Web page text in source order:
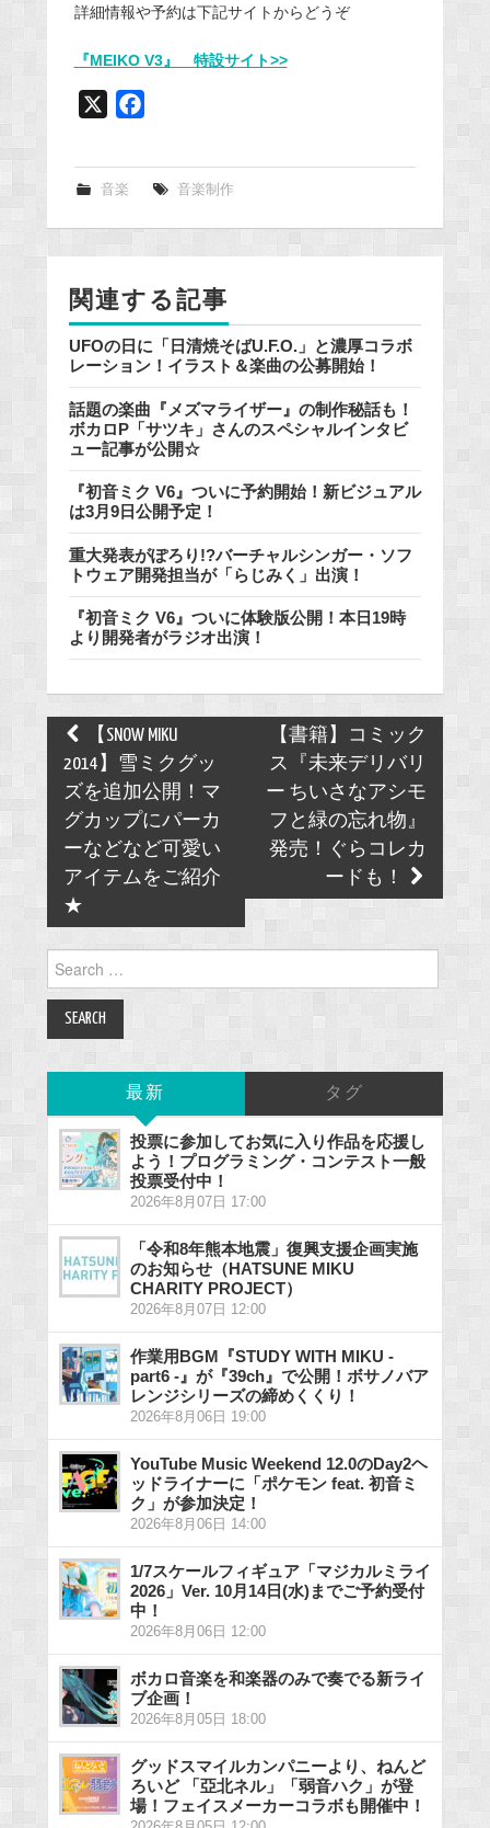
詳細情報や予約は下記サイトからどうぞ
『MEIKO V3』 特設サイト>>
e
k
音楽 音楽制作
関連する記事
UFOの日に「日清焼そばU.F.O.」と濃厚コラボ
レーション！イラスト＆楽曲の公募開始！
話題の楽曲『メズマライザー』の制作秘話も！
ボカロP「サツキ」さんのスペシャルインタビ
ュー記事が公開☆
『初音ミク V6』ついに予約開始！新ビジュアル
は3月9日公開予定！
重大発表がぽろり!?バーチャルシンガー・ソフ
トウェア開発担当が「らじみく」出演！
『初音ミク V6』ついに体験版公開！本日19時
より開発者がラジオ出演！
Post
navigation
【SNOW MIKU
2014】雪ミクグッ
ズを追加公開！マ
グカップにパーカ
ーなどなど可愛い
アイテムをご紹介
★
【書籍】コミック
ス『未来デリバリ
ー ちいさなアシモ
フと緑の忘れ物』
発売！ぐらコレカ
ードも！
for:
最新 タグ
投票に参加してお気に入り作品を応援し
よう！プログラミング・コンテスト一般
投票受付中！
2026年8月07日 17:00
「令和8年熊本地震」復興支援企画実施
のお知らせ（HATSUNE MIKU
CHARITY PROJECT）
2026年8月07日 12:00
作業用BGM『STUDY WITH MIKU -
part6 -』が『39ch』で公開！ボサノバア
レンジシリーズの締めくくり！
2026年8月06日 19:00
YouTube Music Weekend 12.0のDay2ヘ
ッドライナーに「ポケモン feat. 初音ミ
ク」が参加決定！
2026年8月06日 14:00
1/7スケールフィギュア「マジカルミライ
2026」Ver. 10月14日(水)までご予約受付
中！
2026年8月06日 12:00
ボカロ音楽を和楽器のみで奏でる新ライ
ブ企画！
2026年8月05日 18:00
グッドスマイルカンパニーより、ねんど
ろいど 「亞北ネル」「弱音ハク」が登
場！フェイスメーカーコラボも開催中！